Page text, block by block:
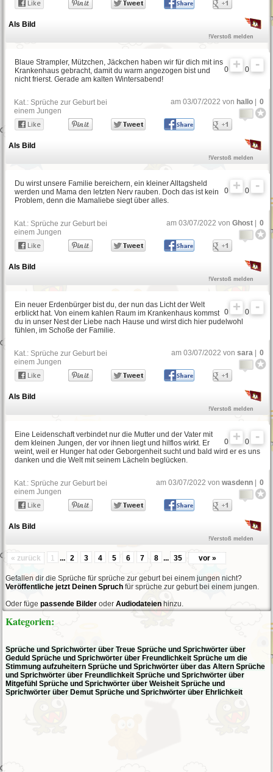
Als Bild
!Verstoß melden
0 0
Blaue Strampler, Mützchen, Jäckchen haben wir für dich mit ins
Krankenhaus gebracht, damit du warm angezogen bist und
nicht frierst. Gerade am kalten Wintersabend!
Kat.:Sprüche zur Geburt bei
einem Jungen
am 03/07/2022 von hallo 0
Als Bild
!Verstoß melden
0 0
Du wirst unsere Familie bereichern, ein kleiner Alltagsheld
werden und Mama den letzten Nerv rauben. Doch das ist kein
Problem, denn die Mamaliebe siegt über alles.
Kat.:Sprüche zur Geburt bei
einem Jungen
am 03/07/2022 vonGhost 0
Als Bild
!Verstoß melden
0 0
Ein neuer Erdenbürger bist du, der nun das Licht der Welt
erblickt hat. Von einem kahlen Raum im Krankenhaus kommst
du in unser Nest der Liebe nach Hause und wirst dich hier pudelwohl
fühlen, im Schoße der Familie.
Kat.:Sprüche zur Geburt bei
einem Jungen
am 03/07/2022 vonsara 0
Als Bild
!Verstoß melden
0 0
Eine Leidenschaft verbindet nur die Mutter und der Vater mit
dem kleinen Jungen, der vor ihnen liegt und hilflos wirkt. Er
weint, weil er Hunger hat oder Geborgenheit sucht und bald wird er es uns
danken und die Welt mit seinem Lächeln beglücken.
Kat.:Sprüche zur Geburt bei
einem Jungen
am 03/07/2022 vonwasdenn 0
Als Bild
!Verstoß melden
« zurück 1 ... 2 3 4 5 6 7 8 ... 35 vor »
Gefallen dir die Sprüche für sprüche zur geburt bei einem jungen nicht?
Veröffentliche jetzt Deinen Spruch für sprüche zur geburt bei einem jungen.
Oder fügepassende Bilder oderAudiodateien hinzu.
Kategorien:
Sprüche und Sprichwörter über Treue Sprüche und Sprichwörter über
Geduld Sprüche und Sprichwörter über Freundlichkeit Sprüche um die
Stimmung aufzuheitern Sprüche und Sprichwörter über das Altern Sprüche
und Sprichwörter über Freundlichkeit Sprüche und Sprichwörter über
Mitgefühl Sprüche und Sprichwörter über Weisheit Sprüche und
Sprichwörter über Demut Sprüche und Sprichwörter über Ehrlichkeit